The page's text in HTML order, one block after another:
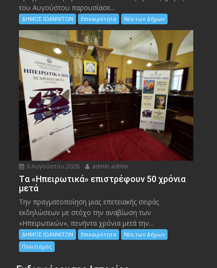
του Αυγούστου παρουσίασε...
ΔΗΜΟΣ ΙΩΑΝΝΙΤΩΝ Επικαιρότητα Νέα των Δήμων
6 Αυγούστου 2026 admin admin
Tα «Ηπειρωτικά» επιστρέφουν 50 χρόνια
μετά
Την πραγματοποίηση μιας επετειακής σειράς
εκδηλώσεων με στόχο την αναβίωση των
«Ηπειρωτικών», πενήντα χρόνια μετά την...
ΔΗΜΟΣ ΙΩΑΝΝΙΤΩΝ Επικαιρότητα
Νέα των Δήμων
Πολιτισμός